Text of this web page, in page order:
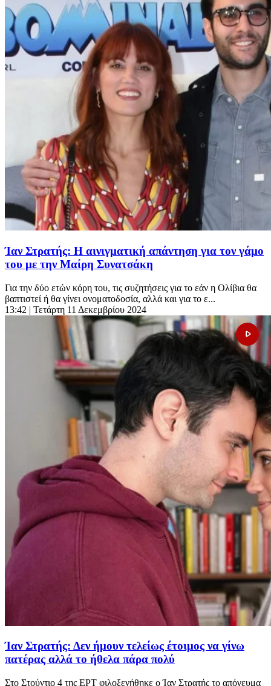
Ίαν Στρατής: Η αινιγματική απάντηση για τον γάμο
του με την Μαίρη Συνατσάκη
Για την δύο ετών κόρη του, τις συζητήσεις για το εάν η Ολίβια θα
βαπτιστεί ή θα γίνει ονοματοδοσία, αλλά και για το ε...
13:42 | Τετάρτη 11 Δεκεμβρίου 2024
Ίαν Στρατής: Δεν ήμουν τελείως έτοιμος να γίνω
πατέρας αλλά το ήθελα πάρα πολύ
Στο Στούντιο 4 της ΕΡΤ φιλοξενήθηκε ο Ίαν Στρατής το απόγευμα